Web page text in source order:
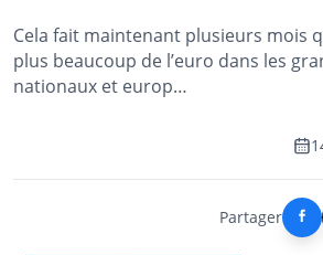
Cela fait maintenant plusieurs mois
plus beaucoup de l’euro dans les
nationaux et europ…
Partager